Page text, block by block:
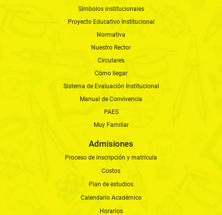
Símbolos institucionales
Proyecto Educativo Institucional
Normativa
Nuestro Rector
Circulares
Cómo llegar
Sistema de Evaluación Institucional
Manual de Convivencia
PAES
Muy Familiar
Admisiones
Proceso de inscripción y matrícula
Costos
Plan de estudios
Calendario Académico
Horarios